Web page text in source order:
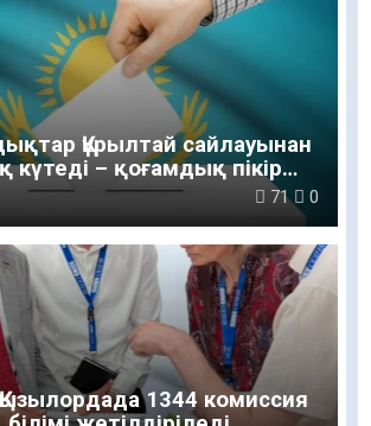
Құрылтай сайлауынан
– қоғамдық пікір
71 0
1344 комиссия